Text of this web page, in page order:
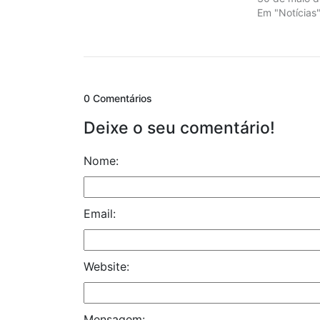
Em
0 Comentários
Deixe o seu comentário!
Nome:
Email:
Website: